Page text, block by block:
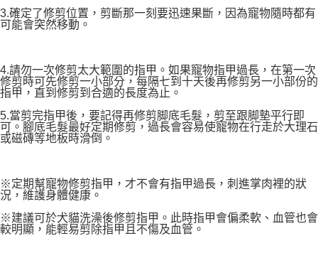
https://aftee.tw/terms/#terms3
３．未成年的使用者請事先徵得法定代理人或監護人之同意方可使用
「AFTEE先享後付」，若未經同意申辦者引起之損失，本公司不負相關責
時審查核予不同之上限額度；若仍有額度不足之情形，本公司將視審查結果
請求用戶進行身份認證。
５．嚴禁一人註冊多個帳號或使用他人資訊註冊。若發現惡意使用之情形，
恩沛科技股份有限公司將有權停止該用戶之使用額度並採取法律行動。
3.確定了修剪位置，剪斷那一刻要迅速果斷，因為寵物隨時都有
可能會突然移動。
4.請勿一次修剪太大範圍的指甲。如果寵物指甲過長，在第一次
修剪時可先修剪一小部分，每隔七到十天後再修剪另一小部份的
指甲，直到修剪到合適的長度為止。
5.當剪完指甲後，要記得再修剪脚底毛髮，剪至跟脚墊平行即
可。腳底毛髮最好定期修剪，過長會容易使寵物在行走於大理石
或磁磚等地板時滑倒。
※定期幫寵物修剪指甲，才不會有指甲過長，刺進掌肉裡的狀
況，維護身體健康。
※建議可於犬貓洗澡後修剪指甲。此時指甲會偏柔軟、血管也會
較明顯，能輕易剪除指甲且不傷及血管。